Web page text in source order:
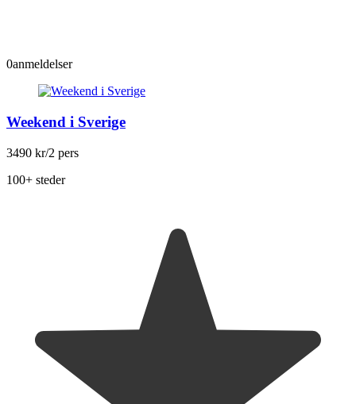
0anmeldelser
Weekend i Sverige
3490 kr/2 pers
100+ steder